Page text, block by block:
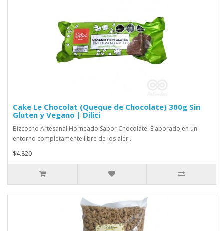
Cake Le Chocolat (Queque de Chocolate) 300g Sin
Gluten y Vegano | Dilici
Bizcocho Artesanal Horneado Sabor Chocolate. Elaborado en un
entorno completamente libre de los alér..
$4.820